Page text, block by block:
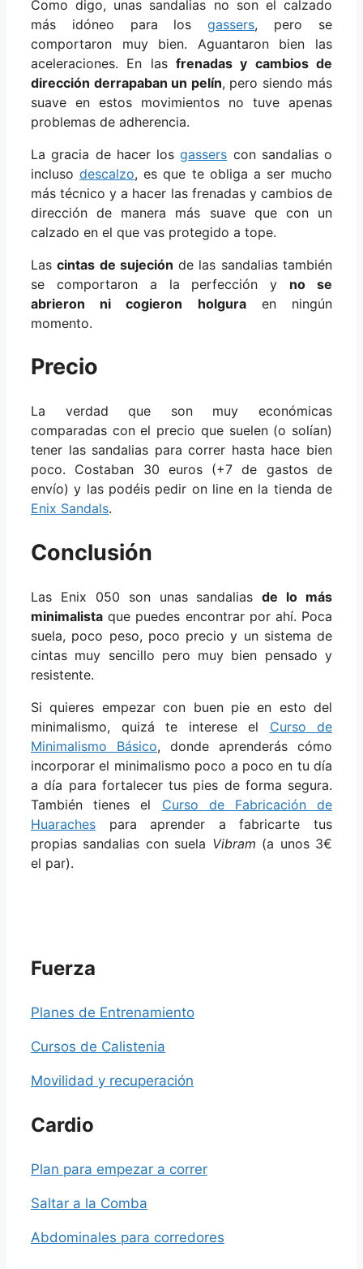
Como digo, unas sandalias no son el calzado
más idóneo para losgassers, pero se
comportaron muy bien. Aguantaron bien las
aceleraciones. En las frenadas y cambios de
dirección derrapaban un pelín, pero siendo más
suave en estos movimientos no tuve apenas
problemas de adherencia.
La gracia de hacer losgassers con sandalias o
inclusodescalzo, es que te obliga a ser mucho
más técnico y a hacer las frenadas y cambios de
dirección de manera más suave que con un
calzado en el que vas protegido a tope.
Lascintas de sujeción de las sandalias también
se comportaron a la perfección y no se
abrieron ni cogieron holguraen ningún
momento.
Precio
La verdad que son muy económicas
comparadas con el precio que suelen (o solían)
tener las sandalias para correr hasta hace bien
poco. Costaban 30 euros (+7 de gastos de
envío) y las podéis pedir on line en la tienda de
Enix Sandals.
Conclusión
Las Enix 050 son unas sandaliasde lo más
minimalista que puedes encontrar por ahí. Poca
suela, poco peso, poco precio y un sistema de
cintas muy sencillo pero muy bien pensado y
resistente.
Si quieres empezar con buen pie en esto del
minimalismo, quizá te interese el Curso de
Minimalismo Básico, donde aprenderás cómo
incorporar el minimalismo poco a poco en tu día
a día para fortalecer tus pies de forma segura.
También tienes el Curso de Fabricación de
Huaraches para aprender a fabricarte tus
propias sandalias con suela Vibram (a unos 3€
el par).
Fuerza
Planes de Entrenamiento
Cursos de Calistenia
Movilidad y recuperación
Cardio
Plan para empezar a correr
Saltar a la Comba
Abdominales para corredores